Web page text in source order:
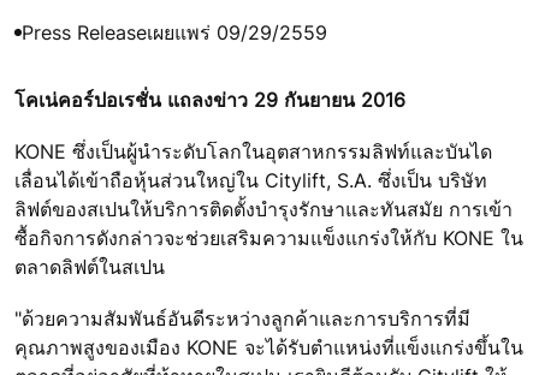
Press Releaseเผยแพร่ 09/29/2559
โคเน่คอร์ปอเรชั่น แถลงข่าว 29 กันยายน 2016
KONE ซึ่งเป็นผู้นำระดับโลกในอุตสาหกรรมลิฟท์และบันได
เลื่อนได้เข้าถือหุ้นส่วนใหญ่ใน Citylift, S.A. ซึ่งเป็น บริษัท
ลิฟต์ของสเปนให้บริการติดตั้งบำรุงรักษาและทันสมัย การเข้า
ซื้อกิจการดังกล่าวจะช่วยเสริมความแข็งแกร่งให้กับ KONE ใน
ตลาดลิฟต์ในสเปน
"ด้วยความสัมพันธ์อันดีระหว่างลูกค้าและการบริการที่มี
คุณภาพสูงของเมือง KONE จะได้รับตำแหน่งที่แข็งแกร่งขึ้นใน